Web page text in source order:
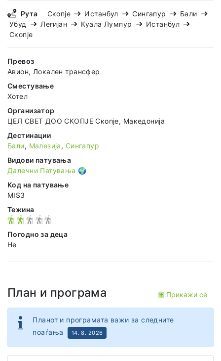
Рута Скопје Истанбул Сингапур
Бали
Убуд
Легијан Куала Лумпур
Истанбул
Скопје
Превоз
Авион, Локален трансфер
Сместување
Хотел
Организатор
ЦЕЛ СВЕТ ДОО СКОПЈЕ Скопје, Македонија
Дестинации
Бали, Малезија, Сингапур
Видови патувања
Далечни Патувања 🌍
Код на патување
MIS3
Тежина
Погодно за деца
Не
План и програма Прикажи сѐ
Планот и програмата важи за следните
поаѓања
14. 8. 2026